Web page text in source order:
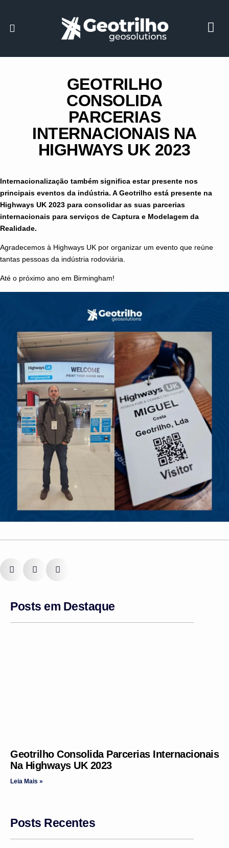
GEOTRILHO
CONSOLIDA
PARCERIAS
INTERNACIONAIS NA
HIGHWAYS UK 2023
Internacionalização também significa estar presente nos
principais eventos da indústria. A Geotrilho está presente na
Highways UK 2023 para consolidar as suas parcerias
internacionais para serviços de Captura e Modelagem da
Realidade.
Agradecemos à Highways UK por organizar um evento que reúne
tantas pessoas da indústria rodoviária.
Até o próximo ano em Birmingham!
Posts em Destaque
Geotrilho Consolida Parcerias Internacionais
Na Highways UK 2023
Leia Mais »
Posts Recentes